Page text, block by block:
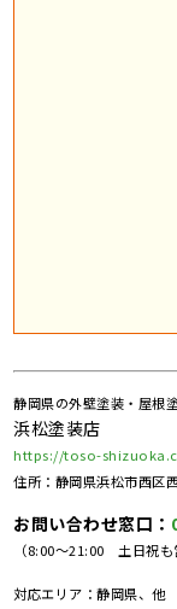
静岡県の外壁塗装・屋根
浜松塗装店
https://toso-
住所：静岡県浜松市西区
お問い合わせ窓口：
（8:00～21:00 土日祝も
対応エリア：静岡県、他